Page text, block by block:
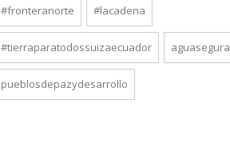
#fronteranorte #lacadena
#tierraparatodossuizaecuador aguasegura
pueblosdepazydesarrollo